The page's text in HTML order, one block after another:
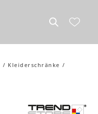
Kleiderschränke